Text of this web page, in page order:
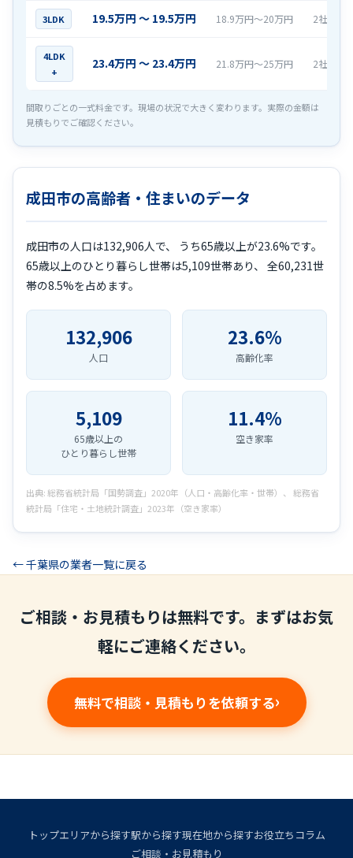
3LDK 19.5万円 〜 19.5万円 18.9万円〜20万円 2社
4LDK
+
23.4万円 〜 23.4万円 21.8万円〜25万円 2社
間取りごとの一式料金です。現場の状況で大きく変わります。実際の金額は
見積もりでご確認ください。
成田市の高齢者・住まいのデータ
成田市の人口は132,906人で、 うち65歳以上が23.6%です。
65歳以上のひとり暮らし世帯は5,109世帯あり、 全60,231世
帯の8.5%を占めます。
132,906
人口
23.6%
高齢化率
5,109
65歳以上の
ひとり暮らし世帯
11.4%
空き家率
出典: 総務省統計局「国勢調査」2020年（人口・高齢化率・世帯）、 総務省
統計局「住宅・土地統計調査」2023年（空き家率）
← 千葉県の業者一覧に戻る
ご相談・お見積もりは無料です。まずはお気
軽にご連絡ください。
無料で相談・見積もりを依頼する
トップエリアから探す駅から探す現在地から探すお役立ちコラム
ご相談・お見積もり